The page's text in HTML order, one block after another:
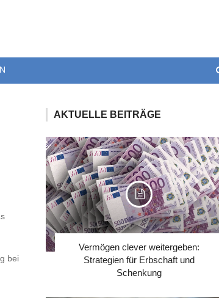
bei
AKTUELLE BEITRÄGE
Vermögen clever weitergeben:
Strategien für Erbschaft und
Schenkung